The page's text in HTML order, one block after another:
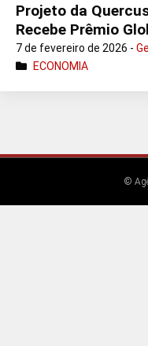
Projeto da
Recebe Prêmio
7 de fevereiro de 2026 -
ECONOMIA
©